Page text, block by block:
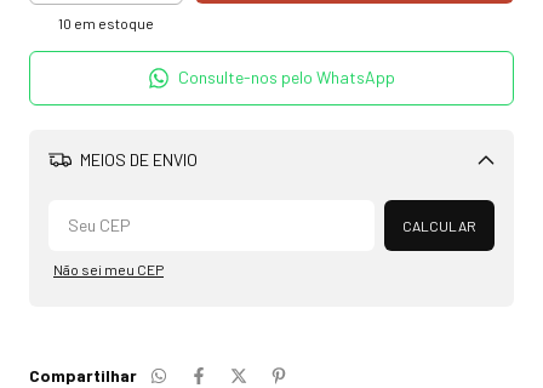
10 em estoque
Consulte-nos pelo WhatsApp
MEIOS DE ENVIO
Alterar CEP
CALCULAR
Não sei meu CEP
Compartilhar